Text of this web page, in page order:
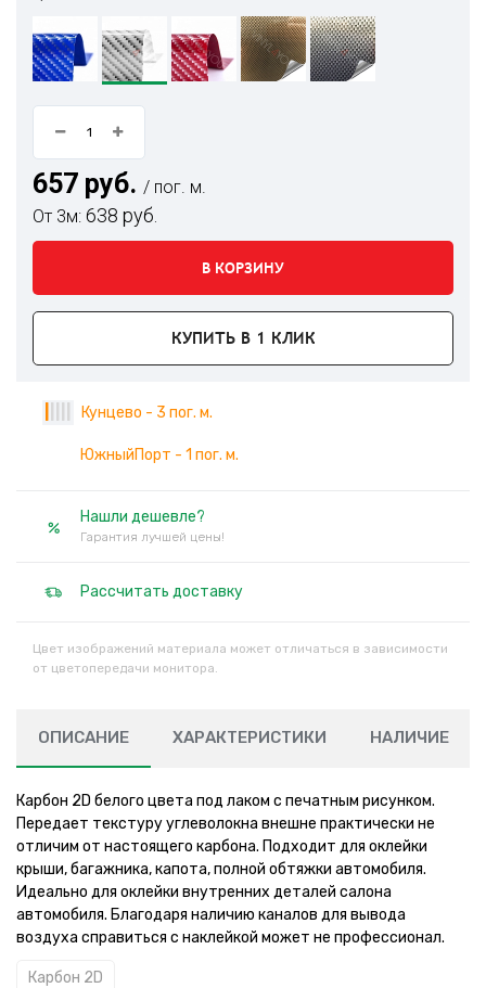
657 руб. / пог. м.
От 3м: 638 руб.
В КОРЗИНУ
КУПИТЬ В 1 КЛИК
Кунцево - 3 пог. м.
ЮжныйПорт - 1 пог. м.
Нашли дешевле?
Гарантия лучшей цены!
Рассчитать доставку
Цвет изображений материала может отличаться в зависимости
от цветопередачи монитора.
ОПИСАНИЕ ХАРАКТЕРИСТИКИ НАЛИЧИЕ
Карбон 2D белого цвета под лаком с печатным рисунком.
Передает текстуру углеволокна внешне практически не
отличим от настоящего карбона. Подходит для оклейки
крыши, багажника, капота, полной обтяжки автомобиля.
Идеально для оклейки внутренних деталей салона
автомобиля. Благодаря наличию каналов для вывода
воздуха справиться с наклейкой может не профессионал.
Карбон 2D